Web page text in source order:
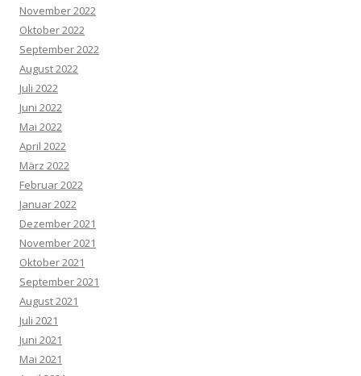
November 2022
Oktober 2022
September 2022
August 2022
Juli 2022
Juni 2022
Mai 2022
April 2022
März 2022
Februar 2022
Januar 2022
Dezember 2021
November 2021
Oktober 2021
September 2021
August 2021
Juli 2021
Juni 2021
Mai 2021